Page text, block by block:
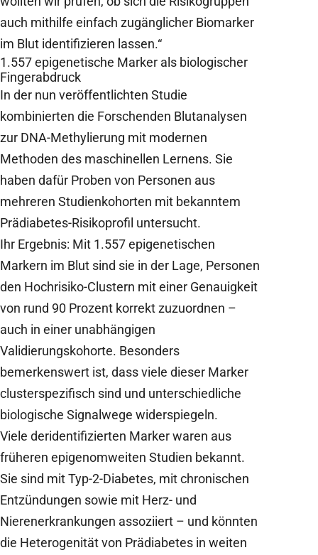
auch mithilfe einfach zugänglicher Biomarker
im Blut identifizieren lassen.“
1.557 epigenetische Marker als biologischer
Fingerabdruck
In der nun veröffentlichten Studie
kombinierten die Forschenden Blutanalysen
zur DNA-Methylierung mit modernen
Methoden des maschinellen Lernens. Sie
haben dafür Proben von Personen aus
mehreren Studienkohorten mit bekanntem
Prädiabetes-Risikoprofil untersucht.
Ihr Ergebnis: Mit 1.557 epigenetischen
Markern im Blut sind sie in der Lage, Personen
den Hochrisiko-Clustern mit einer Genauigkeit
von rund 90 Prozent korrekt zuzuordnen –
auch in einer unabhängigen
Validierungskohorte. Besonders
bemerkenswert ist, dass viele dieser Marker
clusterspezifisch sind und unterschiedliche
biologische Signalwege widerspiegeln.
Viele deridentifizierten Marker waren aus
früheren epigenomweiten Studien bekannt.
Sie sind mit Typ-2-Diabetes, mit chronischen
Entzündungen sowie mit Herz- und
Nierenerkrankungen assoziiert – und könnten
die Heterogenität von Prädiabetes in weiten